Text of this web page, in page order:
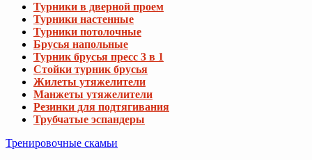
Турники в дверной проем
Турники настенные
Турники потолочные
Брусья напольные
Турник брусья пресс 3 в 1
Стойки турник брусья
Жилеты утяжелители
Манжеты утяжелители
Резинки для подтягивания
Трубчатые эспандеры
Тренировочные скамьи